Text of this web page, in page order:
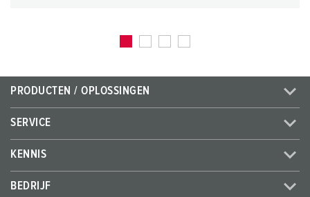
PRODUCTEN / OPLOSSINGEN
SERVICE
KENNIS
BEDRIJF